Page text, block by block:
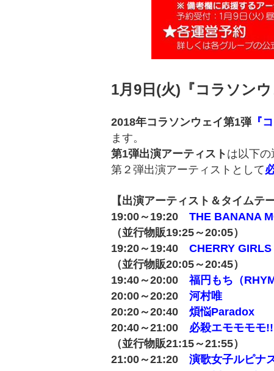
1月9日(火)『コラソン
2018年コラソンウェイ第1弾『
ます。
第1弾出演アーティスト は以下の
第２弾出演アーティストとして
【出演アーティスト＆タイムテ
19:00～19:20 THE BANANA
（並行物販19:25～20:05）
19:20～19:40 CHERRY GIRLS
（並行物販20:05～20:45）
19:40～20:00 福円もち（
20:00～20:20 河村唯
20:20～20:40 煩悩Paradox
20:40～21:00 必殺エモモモモ!!
（並行物販21:15～21:55）
21:00～21:20 演歌女子ルピナ